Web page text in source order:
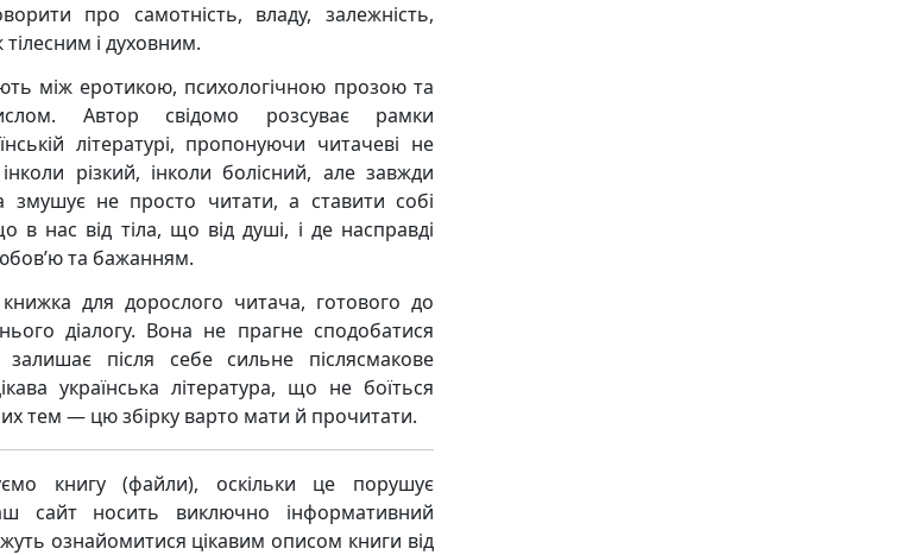
про самотність, владу, залежність,
і духовним.
між еротикою, психологічною прозою та
Автор свідомо розсуває рамки
літературі, пропонуючи читачеві не
різкий, інколи болісний, але завжди
не просто читати, а ставити собі
в нас від тіла, що від душі, і де насправді
та бажанням.
для дорослого читача, готового до
діалогу. Вона не прагне сподобатися
після себе сильне післясмакове
українська література, що не боїться
тем — цю збірку варто мати й прочитати.
книгу (файли), оскільки це порушує
сайт носить виключно інформативний
ознайомитися цікавим описом книги від